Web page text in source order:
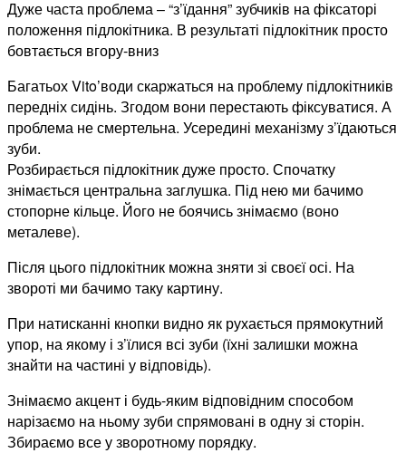
Дуже часта проблема – “з’їдання” зубчиків на фіксаторі
положення підлокітника. В результаті підлокітник просто
бовтається вгору-вниз
Багатьох Vito’води скаржаться на проблему підлокітників
передніх сидінь. Згодом вони перестають фіксуватися. А
проблема не смертельна. Усередині механізму з’їдаються
зуби.
Розбирається підлокітник дуже просто. Спочатку
знімається центральназаглушка. Під нею ми бачимо
стопорне кільце. Його не боячись знімаємо (воно
металеве).
Після цього підлокітник можна зняти зі своєї осі. На
звороті ми бачимо таку картину.
При натисканні кнопки видно як рухається прямокутний
упор, на якому і з’їлися всі зуби (їхні залишки можна
знайти на частині у відповідь).
Знімаємо акцент і будь-яким відповідним способом
нарізаємо на ньому зуби спрямовані в одну зі сторін.
Збираємо все у зворотному порядку.